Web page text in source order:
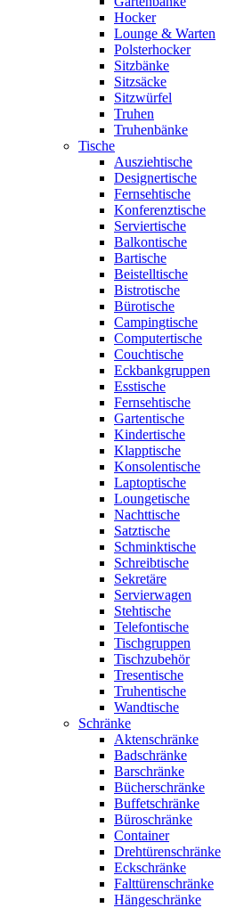
Hocker
Lounge & Warten
Polsterhocker
Sitzbänke
Sitzsäcke
Sitzwürfel
Truhen
Truhenbänke
Tische
Ausziehtische
Designertische
Fernsehtische
Konferenztische
Serviertische
Balkontische
Bartische
Beistelltische
Bistrotische
Bürotische
Campingtische
Computertische
Couchtische
Eckbankgruppen
Esstische
Fernsehtische
Gartentische
Kindertische
Klapptische
Konsolentische
Laptoptische
Loungetische
Nachttische
Satztische
Schminktische
Schreibtische
Sekretäre
Servierwagen
Stehtische
Telefontische
Tischgruppen
Tischzubehör
Tresentische
Truhentische
Wandtische
Schränke
Aktenschränke
Badschränke
Barschränke
Bücherschränke
Buffetschränke
Büroschränke
Container
Drehtürenschränke
Eckschränke
Falttürenschränke
Hängeschränke